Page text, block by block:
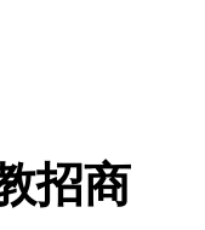
招商